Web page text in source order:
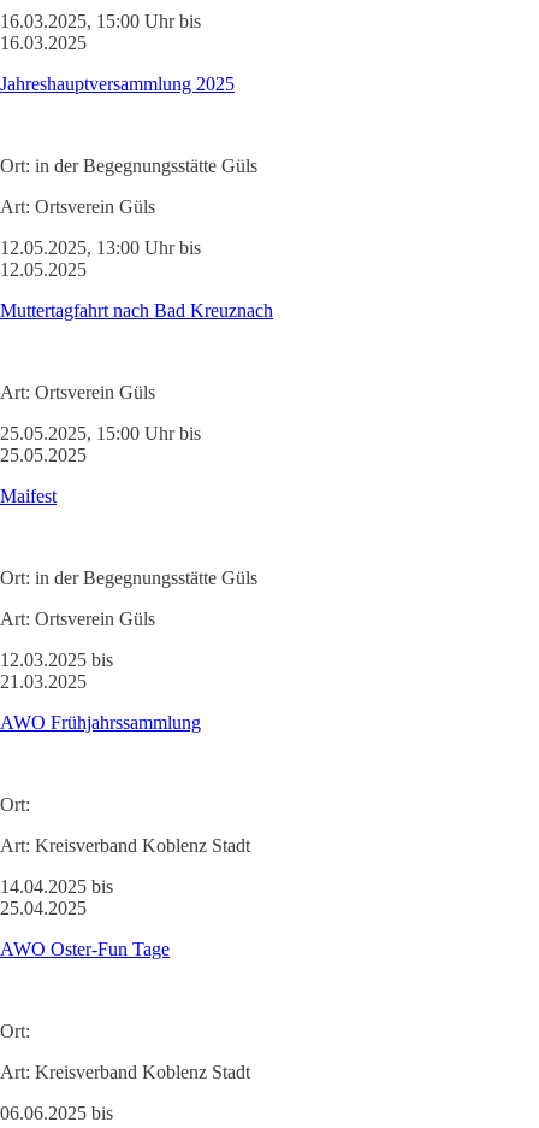
16.03.2025, 15:00 Uhr bis
16.03.2025
Jahreshauptversammlung 2025
Ort: in der Begegnungsstätte Güls
Art: Ortsverein Güls
12.05.2025, 13:00 Uhr bis
12.05.2025
Muttertagfahrt nach Bad Kreuznach
Art: Ortsverein Güls
25.05.2025, 15:00 Uhr bis
25.05.2025
Maifest
Ort: in der Begegnungsstätte Güls
Art: Ortsverein Güls
12.03.2025 bis
21.03.2025
AWO Frühjahrssammlung
Ort:
Art: Kreisverband Koblenz Stadt
14.04.2025 bis
25.04.2025
AWO Oster-Fun Tage
Ort:
Art: Kreisverband Koblenz Stadt
06.06.2025 bis